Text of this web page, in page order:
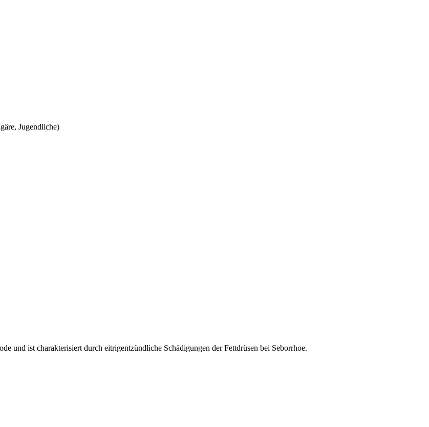
Jugendliche)
und ist charakterisiert durch eitrigentzündliche Schädigungen der Fettdrüsen bei Seborrhoe.